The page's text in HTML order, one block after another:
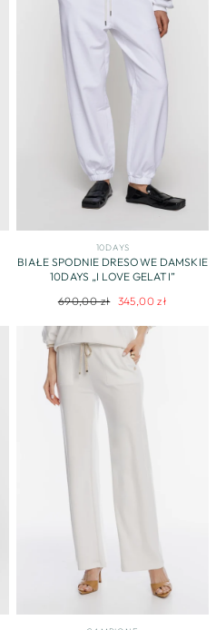
10DAYS
BIAŁE SPODNIE DRESOWE DAMSKIE
10DAYS „I LOVE GELATI”
Regularna
690,00 zł
Cena
345,00 zł